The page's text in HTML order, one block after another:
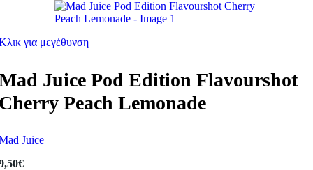
για μεγέθυνση
Juice Pod Edition Flavourshot
Peach Lemonade
Juice
€